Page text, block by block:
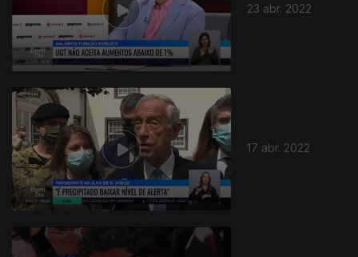
23 abr. 2022
17 abr. 2022